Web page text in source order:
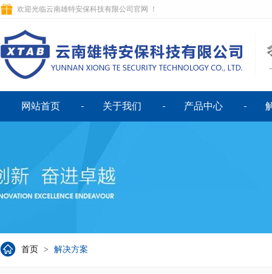
欢迎光临云南雄特安保科技有限公司官网 ！
网站首页 关于我们 产品中心
首页 > 解决方案